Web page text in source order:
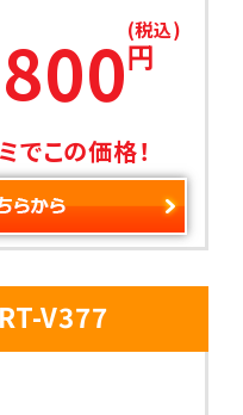
円
(税込)
この価格！
V377